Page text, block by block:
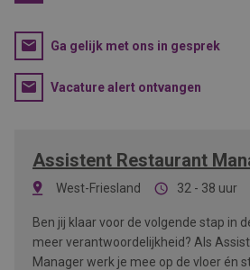
Ga gelijk met ons in gesprek
Vacature alert ontvangen
Assistent Restaurant
West-Friesland 32 - 38 uur
Ben jij klaar voor de volgende stap in
meer verantwoordelijkheid? Als
Manager werk je mee op de vloer én